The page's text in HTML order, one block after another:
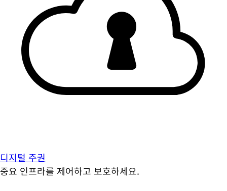
디지털 주권
중요 인프라를 제어하고 보호하세요.